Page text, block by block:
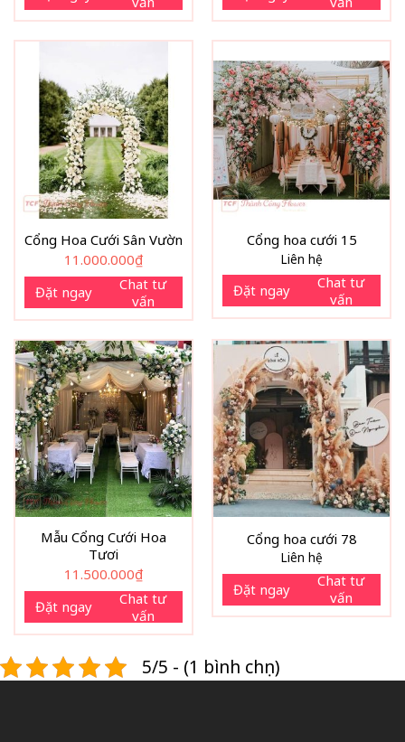
Cổng Hoa Cưới Sân Vườn
11.000.000₫
Đặt ngay
Chat tư
vấn
Cổng hoa cưới 15
Liên hệ
Đặt ngay
Chat tư
vấn
Mẫu Cổng Cưới Hoa
Tươi
11.500.000₫
Đặt ngay
Chat tư
vấn
Cổng hoa cưới 78
Liên hệ
Đặt ngay
Chat tư
vấn
5/5 - (1 bình chọn)